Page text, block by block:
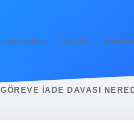
Gizlilik Politikası Yasal Uyarı
GÖREVE IADE DAVASI